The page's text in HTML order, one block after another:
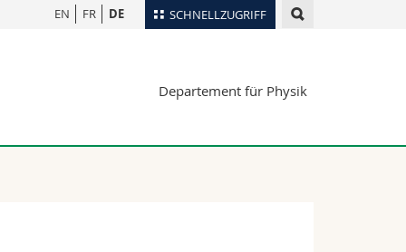
SCHNELLZUGRIFF
Ortsplan
Webmail
EN FR DE
Departement für Physik